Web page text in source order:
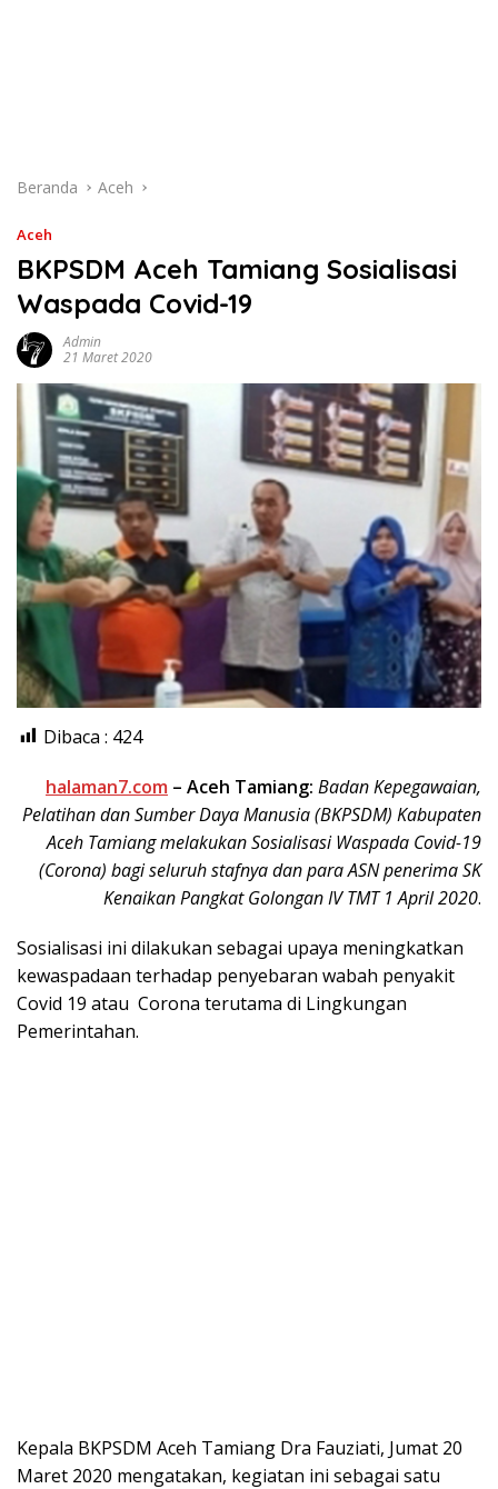
Beranda Aceh
Aceh
BKPSDM Aceh Tamiang Sosialisasi
Waspada Covid-19
Admin
21 Maret 2020
Dibaca : 424
halaman7.com – Aceh Tamiang: Badan Kepegawaian,
Pelatihan dan Sumber Daya Manusia (BKPSDM) Kabupaten
Aceh Tamiang melakukan Sosialisasi Waspada Covid-19
(Corona) bagi seluruh stafnya dan para ASN penerima SK
Kenaikan Pangkat Golongan IV TMT 1 April 2020.
Sosialisasi ini dilakukan sebagai upaya meningkatkan
kewaspadaan terhadap penyebaran wabah penyakit
Covid 19 atau Corona terutama di Lingkungan
Pemerintahan.
Kepala BKPSDM Aceh Tamiang Dra Fauziati, Jumat 20
Maret 2020 mengatakan, kegiatan ini sebagai satu